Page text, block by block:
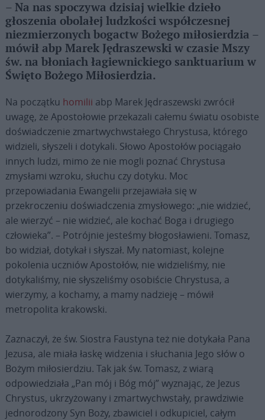
– Na nas spoczywa dzisiaj wielkie dzieło
głoszenia obolałej ludzkości współczesnej
niezmierzonych bogactw Bożego miłosierdzia –
mówił abp Marek Jędraszewski w czasie Mszy
św. na błoniach łagiewnickiego sanktuarium w
Święto Bożego Miłosierdzia.
Na początku homilii abp Marek Jędraszewski zwrócił
uwagę, że Apostołowie przekazali całemu światu osobiste
doświadczenie zmartwychwstałego Chrystusa, którego
widzieli, słyszeli i dotykali. Słowo Apostołów pociągało
innych ludzi, mimo że nie mogli poznać Chrystusa
zmysłami wzroku, słuchu czy dotyku. Moc
przepowiadania Ewangelii przejawiała się w
przekroczeniu doświadczenia zmysłowego: „nie widzieć,
ale wierzyć – nie widzieć, ale kochać Boga i drugiego
człowieka”. – Potrójnie jesteśmy błogosławieni. Tomasz,
bo widział, dotykał i słyszał. My natomiast, kolejne
pokolenia uczniów Apostołów, nie widzieliśmy, nie
dotykaliśmy, nie słyszeliśmy osobiście Chrystusa, a
wierzymy, a kochamy, a mamy nadzieję – mówił
metropolita krakowski.
Zaznaczył, że św. Siostra Faustyna też nie dotykała Pana
Jezusa, ale miała łaskę widzenia i słuchania Jego słów o
Bożym miłosierdziu. Tak jak św. Tomasz, z wiarą
odpowiedziała „Pan mój i Bóg mój” wyznając, że Jezus
Chrystus, ukrzyżowany i zmartwychwstały, prawdziwie
jednorodzony Syn Boży, zbawiciel i odkupiciel, całym